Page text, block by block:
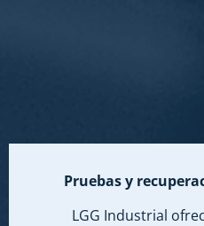
Pruebas y
LGG Industrial